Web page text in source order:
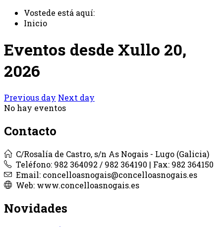
Vostede está aquí:
Inicio
Eventos desde Xullo 20,
2026
Previous day Next day
No hay eventos
Contacto
C/Rosalía de Castro, s/n As Nogais - Lugo (Galicia)
Teléfono: 982 364092 / 982 364190 | Fax: 982 364150
Email: concelloasnogais@concelloasnogais.es
Web: www.concelloasnogais.es
Novidades